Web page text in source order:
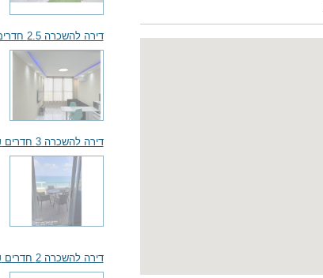
דירה להשכרה 2.5 חדרים 5,800₪ בחודש
דירה להשכרה 3 חדרים 12,000₪ בחודש
דירה להשכרה 2 חדרים 5,100₪ בחודש